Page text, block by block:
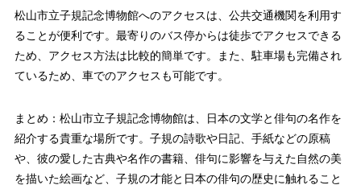
松山市立子規記念博物館へのアクセスは、公共交通機関を利用す
ることが便利です。最寄りのバス停からは徒歩でアクセスできる
ため、アクセス方法は比較的簡単です。また、駐車場も完備され
ているため、車でのアクセスも可能です。
まとめ：松山市立子規記念博物館は、日本の文学と俳句の名作を
紹介する貴重な場所です。子規の詩歌や日記、手紙などの原稿
や、彼の愛した古典や名作の書籍、俳句に影響を与えた自然の美
を描いた絵画など、子規の才能と日本の俳句の歴史に触れること